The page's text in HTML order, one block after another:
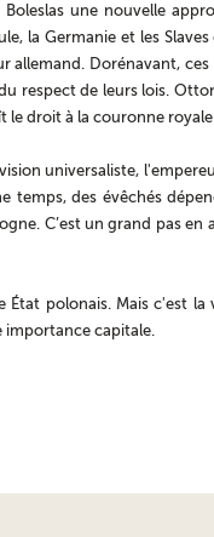
une nouvelle
la Germanie et les
allemand. Dorénavant,
respect de leurs lois.
le droit à la couronne
universaliste,
temps, des évêchés
C’est un grand pas
polonais. Mais c'est
importance capitale.